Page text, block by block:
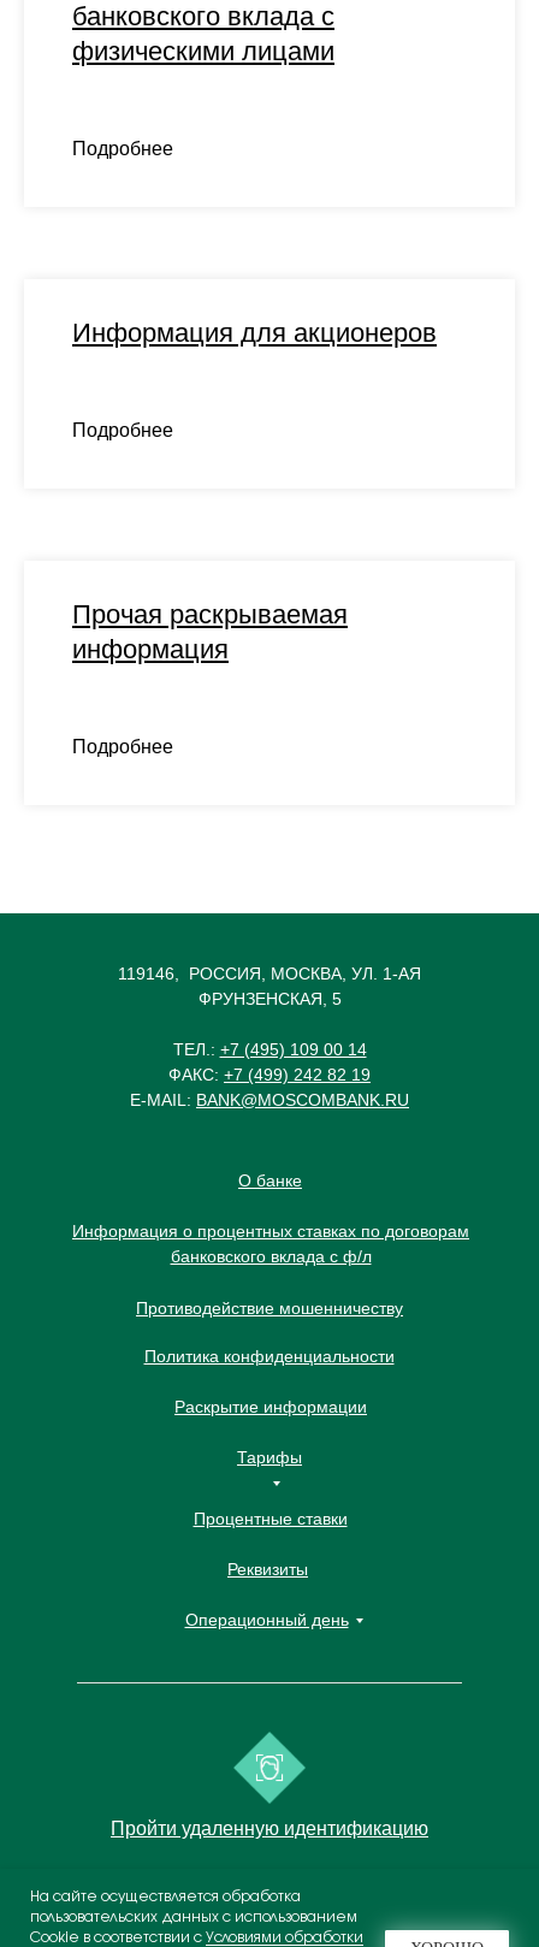
банковского вклада с
физическими лицами
Подробнее
Информация для акционеров
Подробнее
Прочая раскрываемая
информация
Подробнее
119146, РОССИЯ, МОСКВА, УЛ. 1-АЯ
ФРУНЗЕНСКАЯ, 5
ТЕЛ.: +7 (495) 109 00 14
ФАКС: +7 (499) 242 82 19
E-MAIL: BANK@MOSCOMBANK.RU
Информация о процентных ставках по договорам
банковского вклада с ф/л
Раскрытие информации
Пройти удаленную идентификацию
Противодействие мошенничеству
Политика конфиденциальности
(С)1994-2026 АО «МОСКОМБАНК»,
О банке
Операционный день
Тарифы
Процентные ставки
Реквизиты
На сайте осуществляется обработка
пользовательских данных с использованием
Cookie в соответствии с Условиями обработки